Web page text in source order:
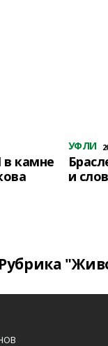
камне
УФЛИ
и
Рубрика